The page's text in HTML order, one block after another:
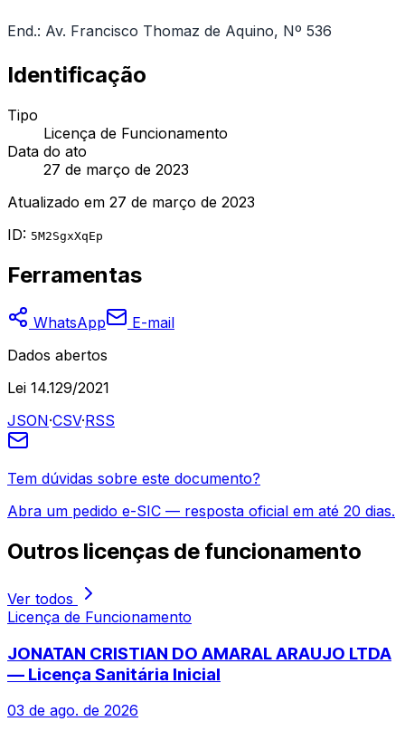
End.: Av. Francisco Thomaz de Aquino, Nº 536
Identificação
Tipo
Licença de Funcionamento
Data do ato
27 de março de 2023
Atualizado em 27 de março de 2023
ID: 5M2SgxXqEp
Ferramentas
WhatsApp
E-mail
Dados abertos
Lei 14.129/2021
JSON·CSV·RSS
Tem dúvidas sobre este documento?
Abra um pedido e-SIC — resposta oficial em até 20 dias.
Outros licenças de funcionamento
Ver todos
Licença de Funcionamento
JONATAN CRISTIAN DO AMARAL ARAUJO LTDA
— Licença Sanitária Inicial
03 de ago. de 2026